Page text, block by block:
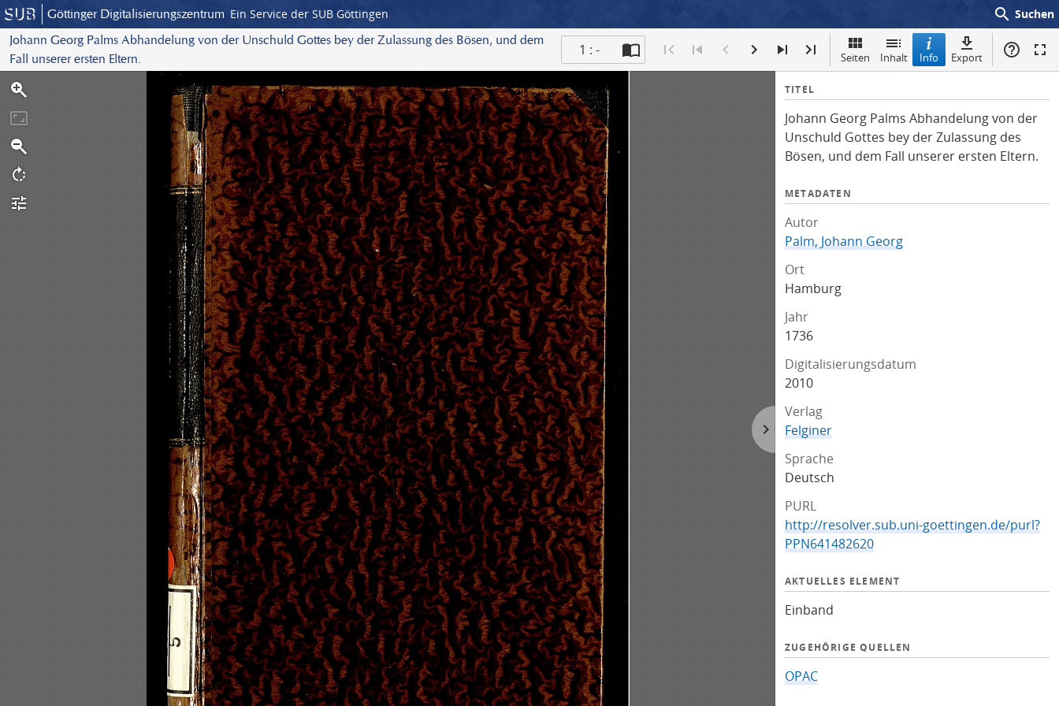
Göttinger Digitalisierungszentrum Ein Service der SUB Göttingen search Suchen
Johann Georg Palms Abhandelung von der Unschuld Gottes bey der Zulassung des Bösen, und dem
Fall unserer ersten Eltern.
1 : - Seiten Inhalt Info Export
I
f
o
TITEL
Johann Georg Palms Abhandelung von der
Unschuld Gottes bey der Zulassung des
Bösen, und dem Fall unserer ersten Eltern.
METADATEN
Autor
Palm, Johann Georg
Ort
Hamburg
Jahr
1736
Digitalisierungsdatum
2010
Verlag
Felginer
Sprache
Deutsch
PURL
http://resolver.sub.uni-goettingen.de/purl?
PPN641482620
AKTUELLES ELEMENT
Einband
ZUGEHÖRIGE QUELLEN
OPAC